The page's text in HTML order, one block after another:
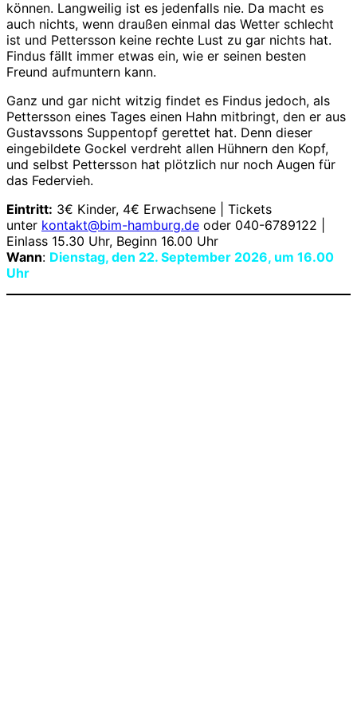
können. Langweilig ist es jedenfalls nie. Da macht es
auch nichts, wenn draußen einmal das Wetter schlecht
ist und Pettersson keine rechte Lust zu gar nichts hat.
Findus fällt immer etwas ein, wie er seinen besten
Freund aufmuntern kann.
Ganz und gar nicht witzig findet es Findus jedoch, als
Pettersson eines Tages einen Hahn mitbringt, den er aus
Gustavssons Suppentopf gerettet hat. Denn dieser
eingebildete Gockel verdreht allen Hühnern den Kopf,
und selbst Pettersson hat plötzlich nur noch Augen für
das Federvieh.
Eintritt: 3€ Kinder, 4€ Erwachsene | Tickets
unter kontakt@bim-hamburg.de oder 040-6789122 |
Einlass 15.30 Uhr, Beginn 16.00 Uhr
Wann: Dienstag, den 22. September 2026, um 16.00
Uhr